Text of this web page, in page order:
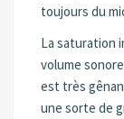
toujours du
La saturation
volume
est très
une sorte de